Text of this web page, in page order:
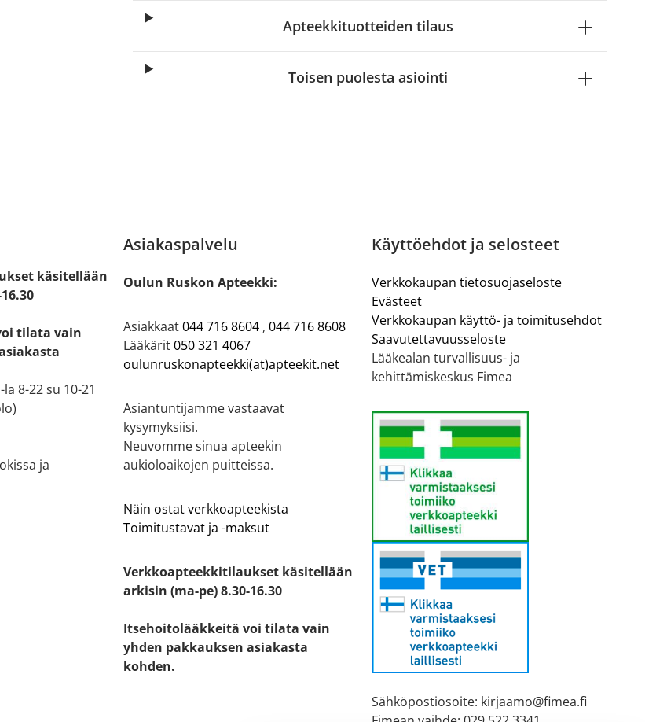
Apteekkituotteiden tilaus
Toisen puolesta asiointi
käsitellään
tilata vain
8-22 su 10-21
ja
Asiakaspalvelu
Oulun Ruskon Apteekki:
Asiakkaat044 716 8604 , 044 716 8608
Lääkärit050 321 4067
oulunruskonapteekki(at)apteekit.net
Asiantuntijamme vastaavat
kysymyksiisi.
Neuvomme sinua apteekin
aukioloaikojen puitteissa.
Näin ostat verkkoapteekista
Toimitustavat ja -maksut
Verkkoapteekkitilaukset käsitellään
arkisin (ma-pe) 8.30-16.30
Itsehoitolääkkeitä voi tilata vain
yhden pakkauksen asiakasta
kohden.
Käyttöehdot ja selosteet
Verkkokaupan tietosuojaseloste
Evästeet
Verkkokaupan käyttö- ja toimitusehdot
Saavutettavuusseloste
Lääkealan turvallisuus- ja
kehittämiskeskus Fimea
Sähköpostiosoite: kirjaamo@fimea.fi